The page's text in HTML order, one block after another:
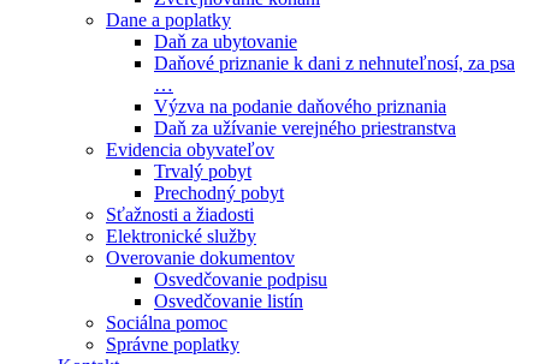
Dane a poplatky
Daň za ubytovanie
Daňové priznanie k dani z nehnuteľnosí, za psa
…
Výzva na podanie daňového priznania
Daň za užívanie verejného priestranstva
Evidencia obyvateľov
Trvalý pobyt
Prechodný pobyt
Sťažnosti a žiadosti
Elektronické služby
Overovanie dokumentov
Osvedčovanie podpisu
Osvedčovanie listín
Sociálna pomoc
Správne poplatky